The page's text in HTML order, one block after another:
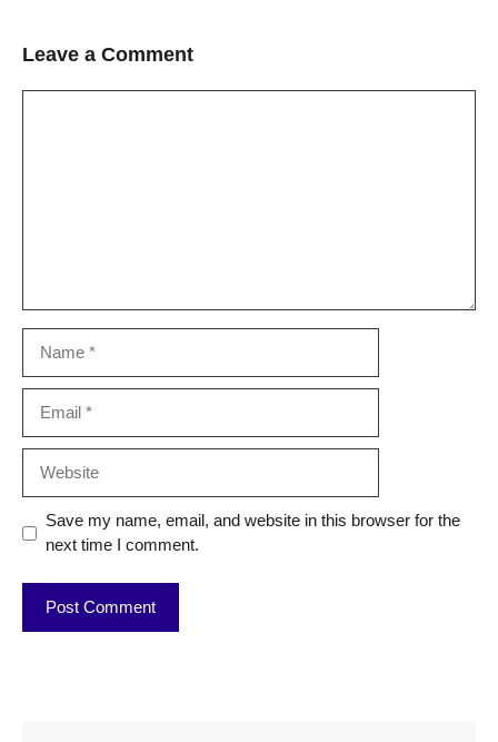
Leave a Comment
Save my name, email, and website in this browser for the
next time I comment.